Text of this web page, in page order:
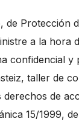
de Protección
a la hora
confidencial
taller de
de
15/1999,